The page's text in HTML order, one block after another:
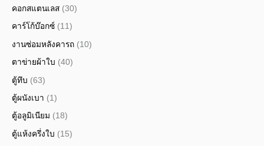
คอกสแตนเลส (30)
คาร์โก้บ๊อกซ์ (11)
งานซ่อมหลังคารถ (10)
ตาข่ายผ้าใบ (40)
ตู้ทึบ (63)
ตู้ผนังเบา (1)
ตู้อลูมิเนียม (18)
ตู้แห้งครึ่งใบ (15)